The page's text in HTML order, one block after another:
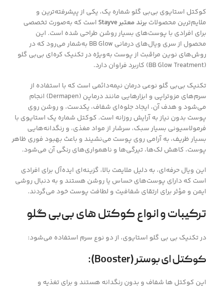
کوکتل استایوی بی‌بی گلو شماره یک، یکی از پیشرفته‌ترین و
ملایم‌ترین محصولات برند معتبر Stayve
است که به‌صورت تخصصی
برای افرادی با پوست‌های بسیار روشن طراحی شده است. این
محصول از سری ویال‌های درمانی BB Glow به‌شمار می‌رود که در
روش‌های نوین مراقبت از پوست به‌ویژه در تکنیک کره‌ای بی‌بی گلو
(BB Glow Treatment) کاربرد فراوان دارد.
تکنیک بی‌بی گلو نوعی درمان نیمه‌دائمی است که با استفاده از
سرم‌های مزوتراپی و ابزارهایی مانند درماپن (Dermapen) انجام
می‌شود و هدف آن، ایجاد جلوه‌ای شفاف، یکدست، و روشن روی
پوست بدون نیاز به آرایش روزانه است. کوکتل شماره یک استایوی با
فرمولاسیونی بسیار سبک، سرشار از مواد مغذی، و رنگدانه‌هایی
بسیار ظریف، به آرامی روی پوست می‌نشیند و باعث بهبود فوری ظاهر
پوست، کاهش لک‌ها، تیرگی‌ها و ناهمواری‌های رنگی آن می‌شود.
این ویال حرفه‌ای، به دلیل ملایمت بالا، گزینه‌ای ایده‌آل برای افرادی
است که دارای پوست‌های حساس یا روشن هستند و به دنبال روشی
ایمن و مؤثر برای ارتقای شفافیت و لطافت پوست خود می‌گردند.
ترکیبات و انواع کوکتل های بی‌بی گلو
در تکنیک بی بی گلو استایوی، از دو نوع سرم استفاده می‌شود:
کوکتل ای بوستر (Booster):
این کوکتل ها شفاف و بدون رنگدانه هستند و برای تغذیه و